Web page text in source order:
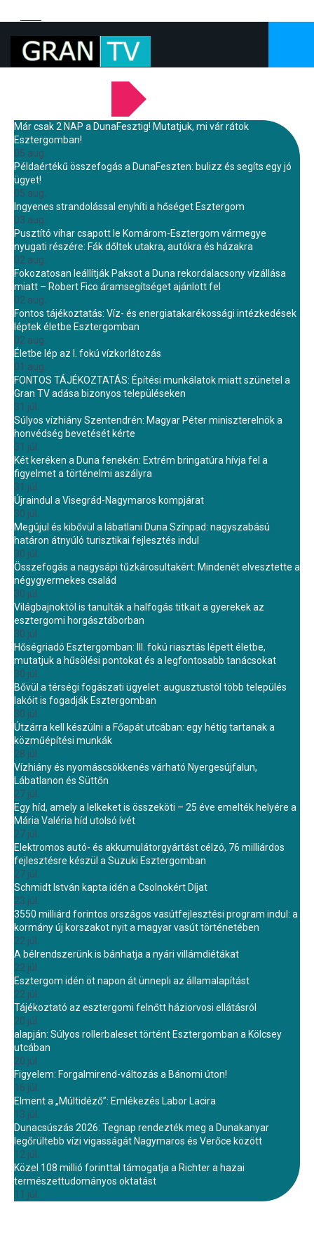
Már csak 2 NAP a DunaFesztig! Mutatjuk, mi vár rátok
Esztergomban!
05 aug.
Példaértékű összefogás a DunaFeszten: bulizz és segíts egy jó
ügyet!
05 aug.
Ingyenes strandolással enyhíti a hőséget Esztergom
03 aug.
Pusztító vihar csapott le Komárom-Esztergom vármegye
nyugati részére: Fák dőltek utakra, autókra és házakra
02 aug.
Fokozatosan leállítják Paksot a Duna rekordalacsony vízállása
miatt – Robert Fico áramsegítséget ajánlott fel
02 aug.
Fontos tájékoztatás: Víz- és energiatakarékossági intézkedések
léptek életbe Esztergomban
02 aug.
Életbe lép az I. fokú vízkorlátozás
01 aug.
FONTOS TÁJÉKOZTATÁS: Építési munkálatok miatt szünetel a
Gran TV adása bizonyos településeken
31 júl.
Súlyos vízhiány Szentendrén: Magyar Péter miniszterelnök a
honvédség bevetését kérte
31 júl.
Két keréken a Duna fenekén: Extrém bringatúra hívja fel a
figyelmet a történelmi aszályra
31 júl.
Újraindul a Visegrád-Nagymaros kompjárat
30 júl.
Megújul és kibővül a lábatlani Duna Színpad: nagyszabású
határon átnyúló turisztikai fejlesztés indul
30 júl.
Összefogás a nagysápi tűzkárosultakért: Mindenét elvesztette a
négygyermekes család
30 júl.
Világbajnoktól is tanulták a halfogás titkait a gyerekek az
esztergomi horgásztáborban
30 júl.
Hőségriadó Esztergomban: III. fokú riasztás lépett életbe,
mutatjuk a hűsölési pontokat és a legfontosabb tanácsokat
30 júl.
Bővül a térségi fogászati ügyelet: augusztustól több település
lakóit is fogadják Esztergomban
30 júl.
Útzárra kell készülni a Főapát utcában: egy hétig tartanak a
közműépítési munkák
28 júl.
Vízhiány és nyomáscsökkenés várható Nyergesújfalun,
Lábatlanon és Süttőn
27 júl.
Egy híd, amely a lelkeket is összeköti – 25 éve emelték helyére a
Mária Valéria híd utolsó ívét
27 júl.
Elektromos autó- és akkumulátorgyártást célzó, 76 milliárdos
fejlesztésre készül a Suzuki Esztergomban
27 júl.
Schmidt István kapta idén a Csolnokért Díjat
23 júl.
3550 milliárd forintos országos vasútfejlesztési program indul: a
kormány új korszakot nyit a magyar vasút történetében
22 júl.
A bélrendszerünk is bánhatja a nyári villámdiétákat
22 júl.
Esztergom idén öt napon át ünnepli az államalapítást
22 júl.
Tájékoztató az esztergomi felnőtt háziorvosi ellátásról
20 júl.
alapján: Súlyos rollerbaleset történt Esztergomban a Kölcsey
utcában
20 júl.
Figyelem: Forgalmirend-változás a Bánomi úton!
16 júl.
Elment a „Múltidéző”: Emlékezés Labor Lacira
13 júl.
Dunacsúszás 2026: Tegnap rendezték meg a Dunakanyar
legőrültebb vízi vigasságát Nagymaros és Verőce között
12 júl.
Közel 108 millió forinttal támogatja a Richter a hazai
természettudományos oktatást
11 júl.